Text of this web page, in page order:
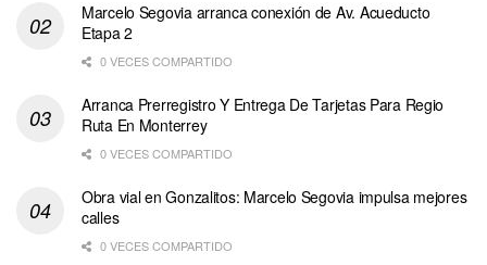
Marcelo Segovia arranca conexión de Av. Acueducto
Etapa 2
0 VECES COMPARTIDO
Arranca Prerregistro Y Entrega De Tarjetas Para Regio
Ruta En Monterrey
0 VECES COMPARTIDO
Obra vial en Gonzalitos: Marcelo Segovia impulsa mejores
calles
0 VECES COMPARTIDO